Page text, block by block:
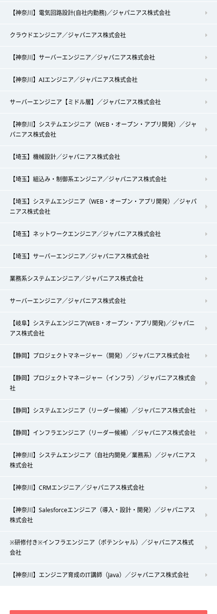
【神奈川】電気回路設計(自社内勤務)／ジャパニアス株式会社
クラウドエンジニア／ジャパニアス株式会社
【神奈川】サーバーエンジニア／ジャパニアス株式会社
【神奈川】AIエンジニア／ジャパニアス株式会社
サーバーエンジニア【ミドル層】／ジャパニアス株式会社
【神奈川】システムエンジニア（WEB・オープン・アプリ開発）／ジャ
パニアス株式会社
【埼玉】機械設計／ジャパニアス株式会社
【埼玉】組込み・制御系エンジニア／ジャパニアス株式会社
【埼玉】システムエンジニア（WEB・オープン・アプリ開発）／ジャパ
ニアス株式会社
【埼玉】ネットワークエンジニア／ジャパニアス株式会社
【埼玉】サーバーエンジニア／ジャパニアス株式会社
業務系システムエンジニア／ジャパニアス株式会社
サーバーエンジニア／ジャパニアス株式会社
【岐阜】システムエンジニア(WEB・オープン・アプリ開発)／ジャパニ
アス株式会社
【静岡】プロジェクトマネージャー（開発）／ジャパニアス株式会社
【静岡】プロジェクトマネージャー（インフラ）／ジャパニアス株式会
社
【静岡】システムエンジニア（リーダー候補）／ジャパニアス株式会社
【静岡】インフラエンジニア（リーダー候補）／ジャパニアス株式会社
【神奈川】システムエンジニア（自社内開発／業務系）／ジャパニアス
株式会社
【神奈川】CRMエンジニア／ジャパニアス株式会社
【神奈川】Salesforceエンジニア（導入・設計・開発）／ジャパニアス
株式会社
※研修付き※インフラエンジニア（ポテンシャル）／ジャパニアス株式
会社
【神奈川】エンジニア育成のIT講師（Java）／ジャパニアス株式会社